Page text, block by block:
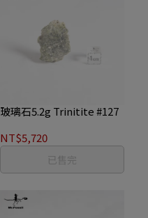
玻璃石5.2g Trinitite #127
NT$5,720
已售完